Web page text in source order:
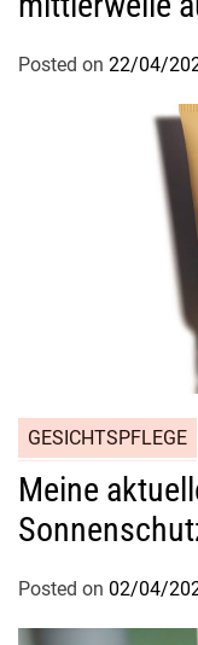
Posted on 22/04/
GESICHTSPFLEGE
Meine
Posted on 02/04/